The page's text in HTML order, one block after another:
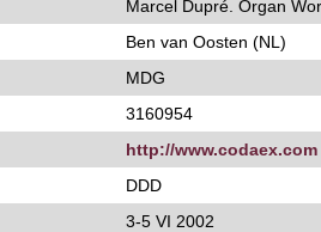
Marcel Dupré.
Ben van Oosten (NL)
MDG
3160954
http://www.codaex.com
DDD
3-5 VI 2002